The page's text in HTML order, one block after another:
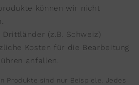
können wir nicht
Drittländer (z.B. Schweiz)
Kosten für die Bearbeitung
anfallen.
Produkte sind nur Beispiele. Jedes